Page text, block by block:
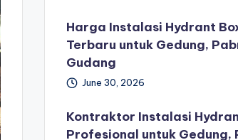
Harga Instalasi Hydrant
Terbaru untuk Gedung,
Gudang
June 30, 2026
Kontraktor Instalasi
Profesional untuk Gedung,